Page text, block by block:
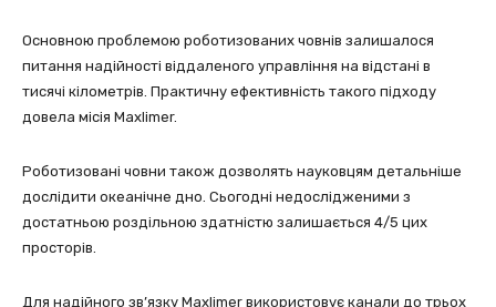
Основною проблемою роботизованих човнів залишалося
питання надійності віддаленого управління на відстані в
тисячі кілометрів. Практичну ефективність такого підходу
довела місія Maxlimer.
Роботизовані човни також дозволять науковцям детальніше
дослідити океанічне дно. Сьогодні недослідженими з
достатньою роздільною здатністю залишається 4/5 цих
просторів.
Для надійного зв’язку Maxlimer використовує канали до трьох